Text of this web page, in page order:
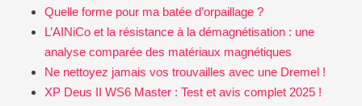
Quelle forme pour ma batée d’orpaillage ?
L’AINiCo et la résistance à la démagnétisation : une
analyse comparée des matériaux magnétiques
Ne nettoyez jamais vos trouvailles avec une Dremel !
XP Deus II WS6 Master : Test et avis complet 2025 !